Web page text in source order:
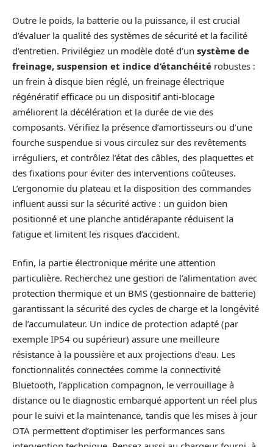
Outre le poids, la batterie ou la puissance, il est crucial
d’évaluer la qualité des systèmes de sécurité et la facilité
d’entretien. Privilégiez un modèle doté d’un système de
freinage, suspension et indice d’étanchéité robustes :
un frein à disque bien réglé, un freinage électrique
régénératif efficace ou un dispositif anti-blocage
améliorent la décélération et la durée de vie des
composants. Vérifiez la présence d’amortisseurs ou d’une
fourche suspendue si vous circulez sur des revêtements
irréguliers, et contrôlez l’état des câbles, des plaquettes et
des fixations pour éviter des interventions coûteuses.
L’ergonomie du plateau et la disposition des commandes
influent aussi sur la sécurité active : un guidon bien
positionné et une planche antidérapante réduisent la
fatigue et limitent les risques d’accident.
Enfin, la partie électronique mérite une attention
particulière. Recherchez une gestion de l’alimentation avec
protection thermique et un BMS (gestionnaire de batterie)
garantissant la sécurité des cycles de charge et la longévité
de l’accumulateur. Un indice de protection adapté (par
exemple IP54 ou supérieur) assure une meilleure
résistance à la poussière et aux projections d’eau. Les
fonctionnalités connectées comme la connectivité
Bluetooth, l’application compagnon, le verrouillage à
distance ou le diagnostic embarqué apportent un réel plus
pour le suivi et la maintenance, tandis que les mises à jour
OTA permettent d’optimiser les performances sans